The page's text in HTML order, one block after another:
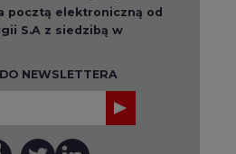
pocztą elektroniczną od
S.A z siedzibą w
NEWSLETTERA